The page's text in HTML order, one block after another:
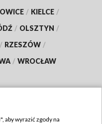
/ KIELCE /
/ OLSZTYN /
/ RZESZÓW /
/ WROCŁAW
aby wyrazić zgody na